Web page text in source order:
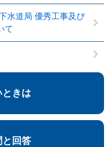
水道局 優秀工事及び
て
ときは
と回答